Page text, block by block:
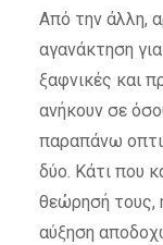
Από την άλλη,
αγανάκτηση
ξαφνικές και
ανήκουν σε
παραπάνω
δύο. Κάτι που
θεώρησή τους,
αύξηση